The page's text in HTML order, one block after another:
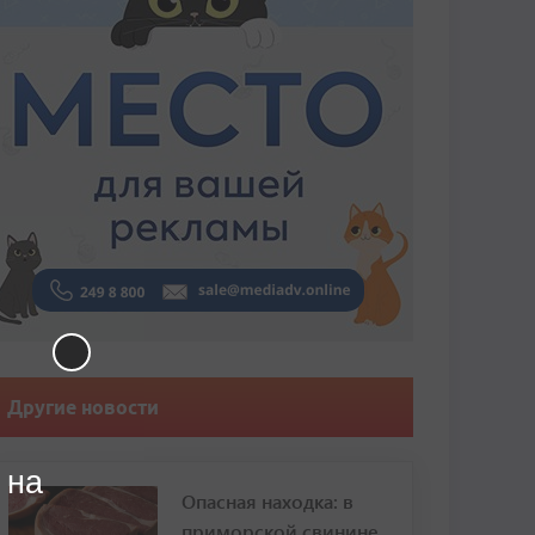
Другие новости
Опасная находка: в